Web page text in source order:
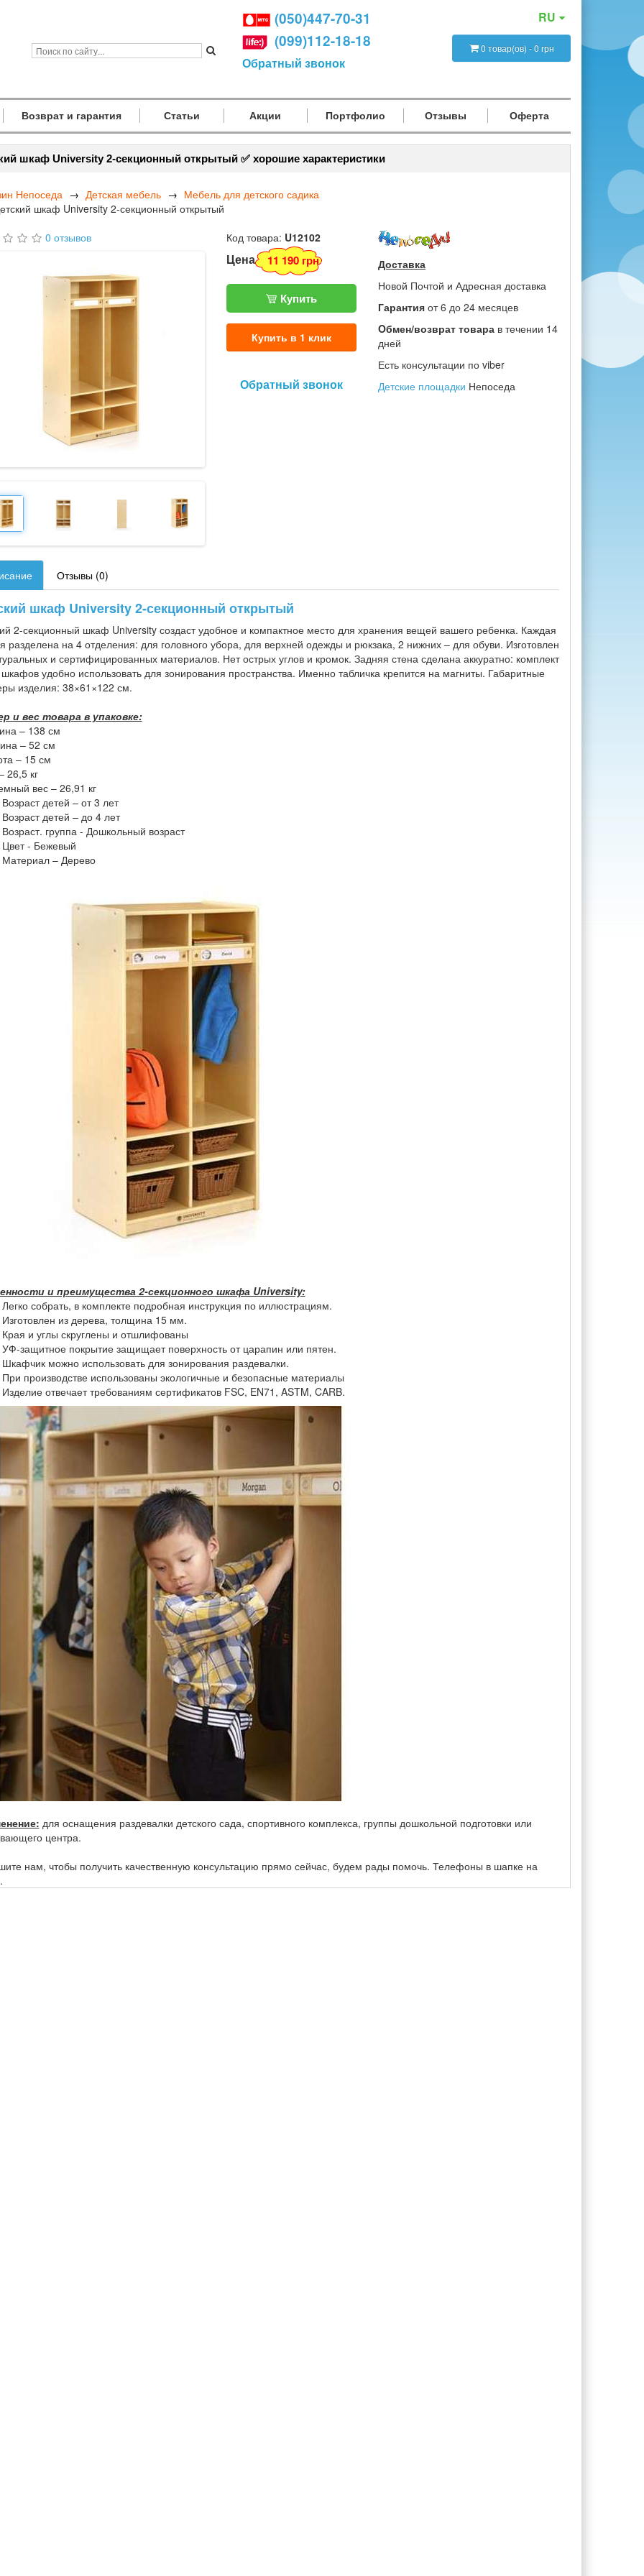
(050)447-70-31
(099)112-18-18
Обратный звонок
RU
0 товар(ов) - 0 грн
Возврат и гарантия Статьи Акции Портфолио Отзывы Оферта
шкаф University 2-секционный открытый ✅ хорошие характеристики
Непоседа Детская мебель
Мебель для детского садика
шкаф University 2-секционный открытый
0 отзывов
Код товара: U12102
Цена 11 190 грн
Купить
Купить в 1 клик
Обратный звонок
Доставка
Новой Почтой и Адресная доставка
Гарантия от 6 до 24 месяцев
Oбмен/возврат товара в течении 14
дней
Есть консультации по viber
Детские площадки Непоседа
Отзывы (0)
шкаф University 2-секционный открытый
2-секционный шкаф University создаст удобное и компактное место для хранения вещей вашего ребенка. Каждая
разделена на 4 отделения: для головного убора, для верхней одежды и рюкзака, 2 нижних – для обуви. Изготовлен
и сертифицированных материалов. Нет острых углов и кромок. Задняя стена сделана аккуратно: комплект
шкафов удобно использовать для зонирования пространства. Именно табличка крепится на магниты. Габаритные
изделия: 38×61×122 см.
и вес товара в упаковке:
– 138 см
– 52 см
– 15 см
26,5 кг
вес – 26,91 кг
Возраст детей – от 3 лет
Возраст детей – до 4 лет
Возраст. группа - Дошкольный возраст
Цвет - Бежевый
Материал – Дерево
и преимущества 2-секционного шкафа University:
Легко собрать, в комплекте подробная инструкция по иллюстрациям.
Изготовлен из дерева, толщина 15 мм.
Края и углы скруглены и отшлифованы
УФ-защитное покрытие защищает поверхность от царапин или пятен.
Шкафчик можно использовать для зонирования раздевалки.
При производстве использованы экологичные и безопасные материалы
Изделие отвечает требованиям сертификатов FSC, EN71, ASTM, CARB.
для оснащения раздевалки детского сада, спортивного комплекса, группы дошкольной подготовки или
центра.
нам, чтобы получить качественную консультацию прямо сейчас, будем рады помочь. Телефоны в шапке на